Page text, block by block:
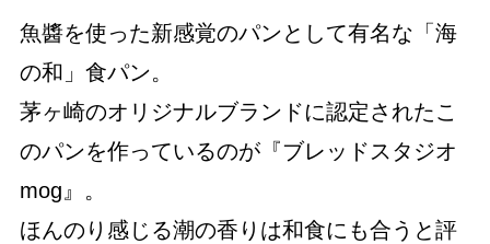
魚醬を使った新感覚のパンとして有名な「海
の和」食パン。
茅ヶ崎のオリジナルブランドに認定されたこ
のパンを作っているのが『ブレッドスタジオ
mog』。
ほんのり感じる潮の香りは和食にも合うと評